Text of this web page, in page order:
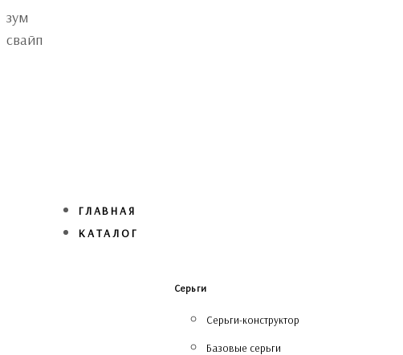
Skip
links
Skip
to
зум
свайп
ГЛАВНАЯ
КАТАЛОГ
Серьги
Серьги-конструктор
Базовые серьги